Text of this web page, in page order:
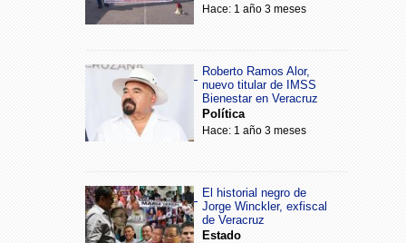
Hace: 1 año 3 meses
Roberto Ramos Alor,
nuevo titular de IMSS
Bienestar en Veracruz
Política
Hace: 1 año 3 meses
El historial negro de
Jorge Winckler, exfiscal
de Veracruz
Estado